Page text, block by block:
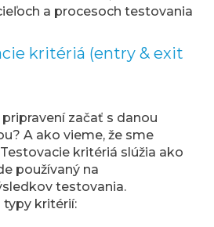
a procesoch testovania
kritériá (entry & exit
začať s danou
A ako vieme, že sme
kritériá slúžia ako
používaný na
testovania.
typy kritérií: